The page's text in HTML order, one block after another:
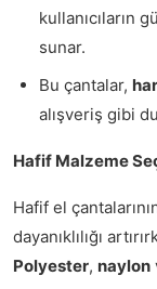
kullanıcıların
sunar.
Bu çantalar,
alışveriş gibi
Hafif Malzeme
Hafif el
dayanıklılığı
Polyester, naylon